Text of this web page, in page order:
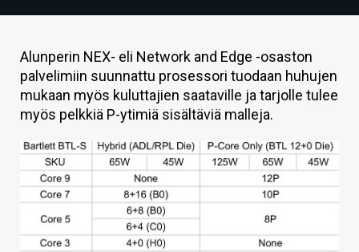
HINTA.FI
KAUPPA
VAIHDA TEEMA
HAKU
Alunperin NEX- eli Network and Edge -osaston
palvelimiin suunnattu prosessori tuodaan huhujen
mukaan myös kuluttajien saataville ja tarjolle tulee
myös pelkkiä P-ytimiä sisältäviä malleja.